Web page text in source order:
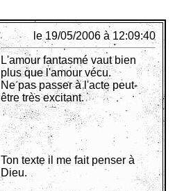
le 19/05/2006 à 12:09:40
L'amour fantasmé vaut bien
plus que l'amour vécu.
Ne pas passer à l'acte peut-
être très excitant.
Ton texte il me fait penser à
Dieu.